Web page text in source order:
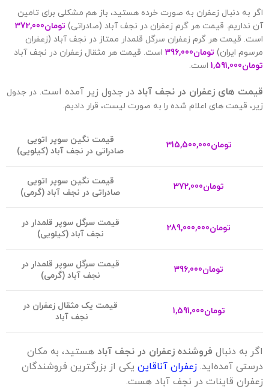
اگر به دنبال زعفران به صورت خرده هستید، باز هم مشکلی برای تامین
آن نداریم. قیمت هر گرم زعفران در نجف آباد (صادراتی) تومان372,000
است. قیمت هر گرم زعفران سرگل قلمدار ممتاز در نجف آباد (زعفران
مرسوم ایران) تومان396,000 است. قیمت هر مثقال زعفران در نجف آباد
تومان1,591,000 است.
قیمت های زعفران در نجف آباد در جدول زیر آمده است. در جدول
زیر، قیمت های اعلام شده را به صورت لیست، قرار دادیم.
تومان315,500,000
قیمت نگین سوپر اتویی
صادراتی در نجف آباد (کیلویی)
تومان372,000
قیمت نگین سوپر اتویی
صادراتی در نجف آباد (گرمی)
تومان289,000,000 قیمت سرگل سوپر قلمدار در
نجف آباد (کیلویی)
تومان396,000
قیمت سرگل سوپر قلمدار در
نجف آباد (گرمی)
تومان1,591,000
قیمت یک مثقال زعفران در
نجف آباد
اگر به دنبال فروشنده زعفران در نجف آباد هستید، به مکان
درستی آمده‌اید. زعفران آناقاین یکی از بزرگترین فروشندگان
زعفران قاینات در نجف آباد هست.